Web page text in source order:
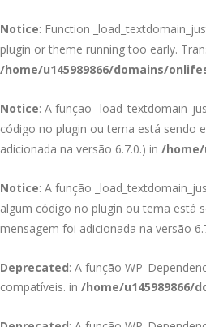
Notice: Function
plugin or theme running too early.
/home/u145989866/domains/
Notice: A função
código no plugin ou tema está sendo
adicionada na versão 6.7.0.) in /home/
Notice: A função
algum código no plugin ou tema está
mensagem foi adicionada na versão
Deprecated: A função
compatíveis. in /home/u145989866/